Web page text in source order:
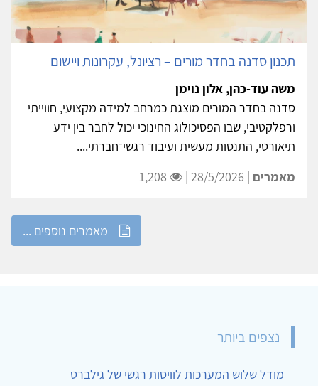
תכנון סדנה בחדר מורים – רציונל, עקרונות ויישום
משה עוד-כהן, אלון נוימן
סדנה בחדר המורים מוצגת כמרחב למידה מקצועי, חווייתי
ורפלקטיבי, שבו הפסיכולוג החינוכי יכול לחבר בין ידע
תיאורטי, התנסות מעשית ועיבוד רגשי־חברתי....
מאמרים | 28/5/2026 |
מאמרים נוספים ...
נצפים ביותר
מודל שלוש המערכות לוויסות רגשי של גילברט